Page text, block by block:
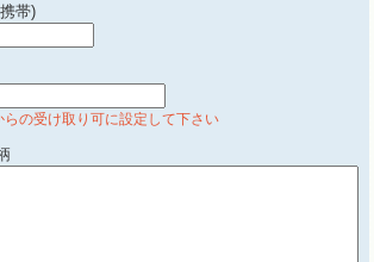
帯)
の受け取り可に設定して下さい